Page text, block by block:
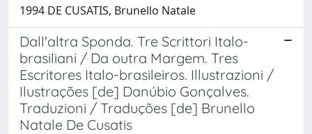
1994 DE CUSATIS, Brunello Natale
Dall'altra Sponda. Tre Scrittori Italo-
brasiliani / Da outra Margem. Tres
Escritores Italo-brasileiros. Illustrazioni /
Ilustrações [de] Danúbio Gonçalves.
Traduzioni / Traduções [de] Brunello
Natale De Cusatis